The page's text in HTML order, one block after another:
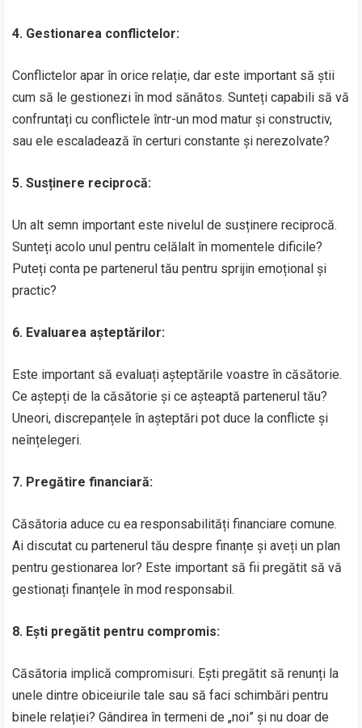
4. Gestionarea conflictelor:
Conflictelor apar în orice relație, dar este important să știi
cum să le gestionezi în mod sănătos. Sunteți capabili să vă
confruntați cu conflictele într-un mod matur și constructiv,
sau ele escaladează în certuri constante și nerezolvate?
5. Susținere reciprocă:
Un alt semn important este nivelul de susținere reciprocă.
Sunteți acolo unul pentru celălalt în momentele dificile?
Puteți conta pe partenerul tău pentru sprijin emoțional și
practic?
6. Evaluarea așteptărilor:
Este important să evaluați așteptările voastre în căsătorie.
Ce aștepți de la căsătorie și ce așteaptă partenerul tău?
Uneori, discrepanțele în așteptări pot duce la conflicte și
neînțelegeri.
7. Pregătire financiară:
Căsătoria aduce cu ea responsabilități financiare comune.
Ai discutat cu partenerul tău despre finanțe și aveți un plan
pentru gestionarea lor? Este important să fii pregătit să vă
gestionați finanțele în mod responsabil.
8. Ești pregătit pentru compromis:
Căsătoria implică compromisuri. Ești pregătit să renunți la
unele dintre obiceiurile tale sau să faci schimbări pentru
binele relației? Gândirea în termeni de „noi” și nu doar de